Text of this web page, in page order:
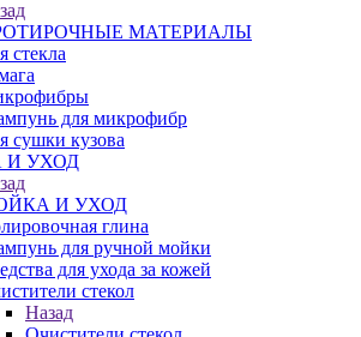
МАТЕРИАЛЫ
стекла
для микрофибр
сушки кузова
УХОД
И УХОД
глина
для ручной мойки
для ухода за кожей
стекол
Назад